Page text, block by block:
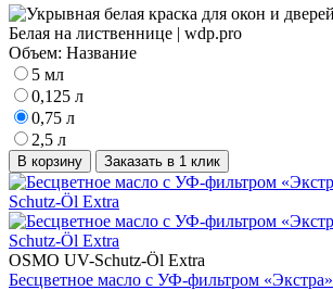
Объем: Название
5 мл
0,125 л
0,75 л
2,5 л
В корзину Заказать в 1 клик
OSMO UV-Schutz-Öl Extra
Бесцветное масло с УФ-фильтром «Экстра»